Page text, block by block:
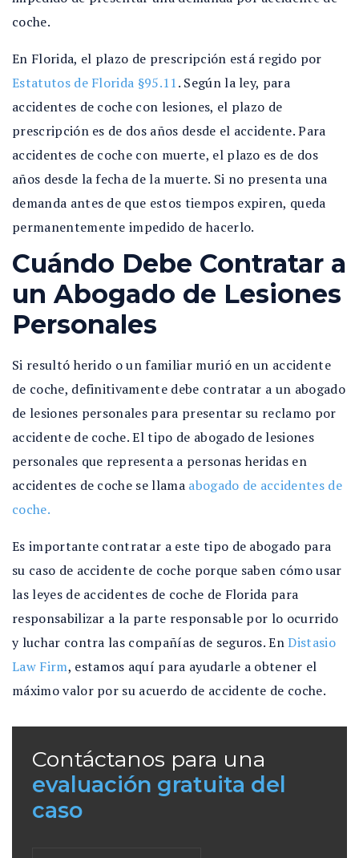
coche.
En Florida, el plazo de prescripción está regido por
Estatutos de Florida §95.11. Según la ley, para
accidentes de coche con lesiones, el plazo de
prescripción es de dos años desde el accidente. Para
accidentes de coche con muerte, el plazo es de dos
años desde la fecha de la muerte. Si no presenta una
demanda antes de que estos tiempos expiren, queda
permanentemente impedido de hacerlo.
Cuándo Debe Contratar a
un Abogado de Lesiones
Personales
Si resultó herido o un familiar murió en un accidente
de coche, definitivamente debe contratar a un abogado
de lesiones personales para presentar su reclamo por
accidente de coche. El tipo de abogado de lesiones
personales que representa a personas heridas en
accidentes de coche se llama abogado de accidentes de
coche.
Es importante contratar a este tipo de abogado para
su caso de accidente de coche porque saben cómo usar
las leyes de accidentes de coche de Florida para
responsabilizar a la parte responsable por lo ocurrido
y luchar contra las compañías de seguros. EnDistasio
Law Firm, estamos aquí para ayudarle a obtener el
máximo valor por su acuerdo de accidente de coche.
Contáctanos para una
evaluación gratuita del
caso